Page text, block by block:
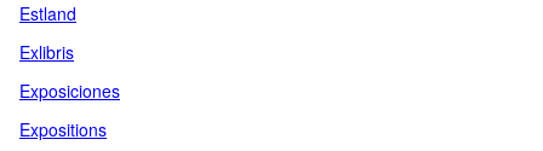
Estland
Exlibris
Exposiciones
Expositions